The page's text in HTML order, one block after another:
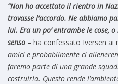
“Non ho accettato il rientro in
trovasse l’accordo. Ne abbiamo
lui. Era un po’ entrambe le cose,
senso – ha confessato Iversen ai
amici e probabilmente ci
faremo parte di una grande
costruirla. Questo rende